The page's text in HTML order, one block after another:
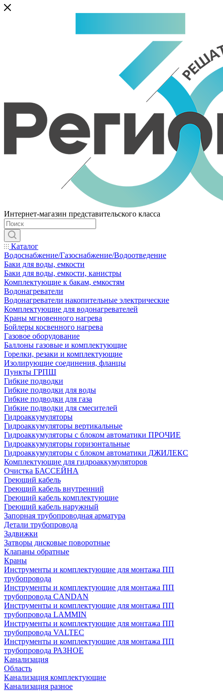
Интернет-магазин представительского класса
Каталог
Водоснабжение/Газоснабжение/Водоотведение
Баки для воды, емкости
Баки для воды, емкости, канистры
Комплектующие к бакам, емкостям
Водонагреватели
Водонагреватели накопительные электрические
Комплектующие для водонагревателей
Краны мгновенного нагрева
Бойлеры косвенного нагрева
Газовое оборудование
Баллоны газовые и комплектующие
Горелки, резаки и комплектующие
Изолирующие соединения, фланцы
Пункты ГРПШ
Гибкие подводки
Гибкие подводки для воды
Гибкие подводки для газа
Гибкие подводки для смесителей
Гидроаккумуляторы
Гидроаккумуляторы вертикальные
Гидроаккумуляторы с блоком автоматики ПРОЧИЕ
Гидроаккумуляторы горизонтальные
Гидроаккумуляторы с блоком автоматики ДЖИЛЕКС
Комплектующие для гидроаккумуляторов
Очистка БАССЕЙНА
Греющий кабель
Греющий кабель внутренний
Греющий кабель комплектующие
Греющий кабель наружный
Запорная трубопроводная арматура
Детали трубопровода
Задвижки
Затворы дисковые поворотные
Клапаны обратные
Краны
Инструменты и комплектующие для монтажа ПП
трубопровода
Инструменты и комплектующие для монтажа ПП
трубопровода CANDAN
Инструменты и комплектующие для монтажа ПП
трубопровода LAMMIN
Инструменты и комплектующие для монтажа ПП
трубопровода VALTEC
Инструменты и комплектующие для монтажа ПП
трубопровода РАЗНОЕ
Канализация
Область
Канализация комплектующие
Канализация разное